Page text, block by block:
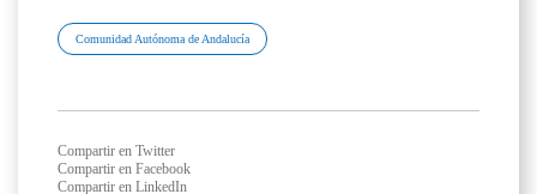
Comunidad Autónoma de Andalucía
Compartir en Twitter
Compartir en Facebook
Compartir en LinkedIn